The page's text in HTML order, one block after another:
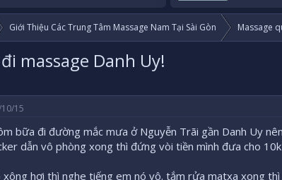
Giới Thiệu Các Trung Tâm Massage Nam Tại Sài Gòn Massage
massage Danh Uy!
15
bữa đi đường mắc mưa ở Nguyễn Trãi gần Danh Uy
dẫn vô phòng xong thì đứng vòi tiền mình đưa cho
xông hơi thì nghe tiếng em nó vô. tắm rửa matxa xong